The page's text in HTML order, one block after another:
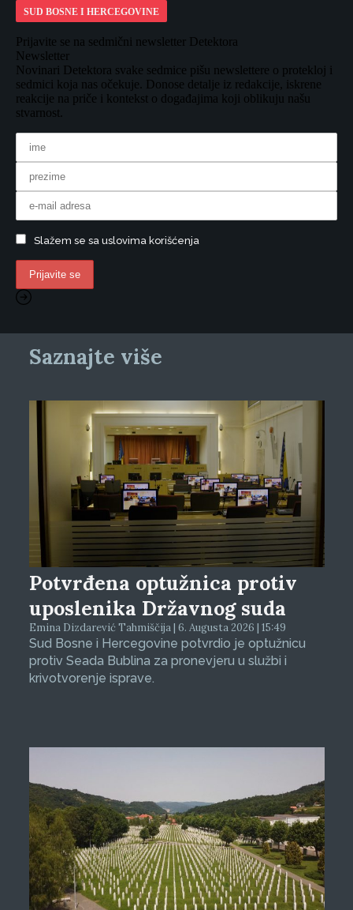
SUD BOSNE I HERCEGOVINE
Prijavite se na sedmični newsletter Detektora
Newsletter
Novinari Detektora svake sedmice pišu newslettere o protekloj i
sedmici koja nas očekuje. Donose detalje iz redakcije, iskrene
reakcije na priče i kontekst o događajima koji oblikuju našu
stvarnost.
Slažem se sa uslovima korišćenja
Saznajte više
Potvrđena optužnica protiv
uposlenika Državnog suda
Emina Dizdarević Tahmiščija | 6. Augusta 2026 | 15:49
Sud Bosne i Hercegovine potvrdio je optužnicu
protiv Seada Bublina za pronevjeru u službi i
krivotvorenje isprave.